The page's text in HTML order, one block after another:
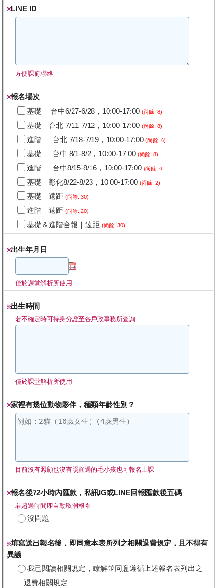
※LINE ID
方便課前聯絡
※報名場次
基礎｜ 台中6/27-6/28，10:00-17:00 (尚餘: 8)
基礎｜台北 7/11-7/12，10:00-17:00 (尚餘: 8)
進階 ｜ 台北 7/18-7/19，10:00-17:00 (尚餘: 6)
基礎 ｜ 台中 8/1-8/2，10:00-17:00 (尚餘: 8)
進階 ｜ 台中8/15-8/16，10:00-17:00 (尚餘: 6)
基礎｜彰化8/22-8/23，10:00-17:00 (尚餘: 2)
基礎｜遠距 (尚餘: 30)
進階｜遠距 (尚餘: 20)
基礎＆進階合報｜遠距 (尚餘: 30)
※出生年月日
僅於課堂解析所使用
※出生時間
若不確定時可持身分證至各戶政事務所查詢
僅於課堂解析所使用
※家裡有幾位動物夥伴，種類年齡性別？
目前沒有照顧也沒有照顧過的毛小孩也可報名上課
※報名後72小時內匯款，私訊IG或LINE回報匯款後五碼
若超過時間即自動取消報名
沒問題
※填寫送出報名後，即同意本表所列之相關退費規定，且不得有
異議
我已閱讀相關規定，瞭解並同意遵循上述報名表列出之
退費相關規定